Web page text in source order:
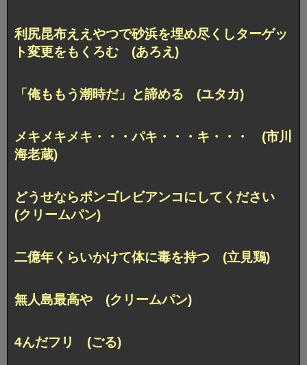
利尻昆布ええやつで砂浜を埋め尽くしターゲッ
ト変更をもくろむ (あろえ)
「俺ももう潮時だ」と諦める (ユタカ)
メキメキメキ・・・パキ・・・キ・・・ (市川
海老蔵)
どうせならボンゴレビアンコにしてください
(クリームパン)
二億年くらいかけて体に毒を持つ (立見鶏)
無人島最高や (クリームパン)
4んだフリ (ごる)